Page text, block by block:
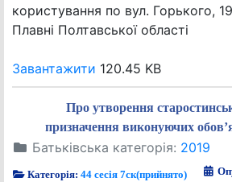
користування по вул. Горького,
Плавні Полтавської області
Завантажити 120.45 KB
Про утворення
призначення виконуючих
Батьківська категорія: 2019
Категорія:44 сесія 7ск(прийнято)